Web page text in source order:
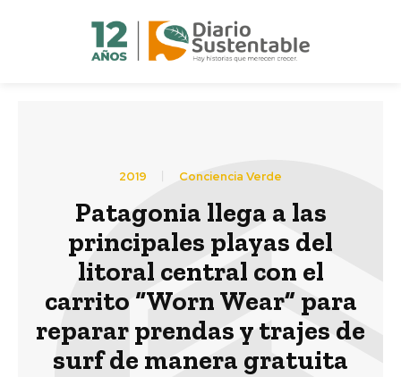
2019 Conciencia Verde
Patagonia llega a las
principales playas del
litoral central con el
carrito “Worn Wear” para
reparar prendas y trajes de
surf de manera gratuita